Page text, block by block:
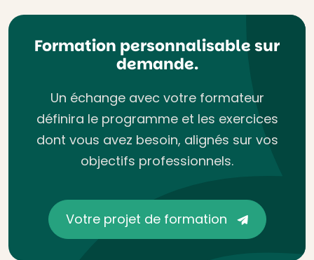
Formation personnalisable sur
demande.
Un échange avec votre formateur
définira le programme et les exercices
dont vous avez besoin, alignés sur vos
objectifs professionnels.
Votre projet de formation